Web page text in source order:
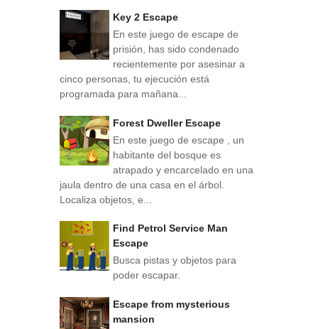
Key 2 Escape
En este juego de escape de
prisión, has sido condenado
recientemente por asesinar a
cinco personas, tu ejecución está
programada para mañana...
Forest Dweller Escape
En este juego de escape , un
habitante del bosque es
atrapado y encarcelado en una
jaula dentro de una casa en el árbol.
Localiza objetos, e...
Find Petrol Service Man
Escape
Busca pistas y objetos para
poder escapar.
Escape from mysterious
mansion